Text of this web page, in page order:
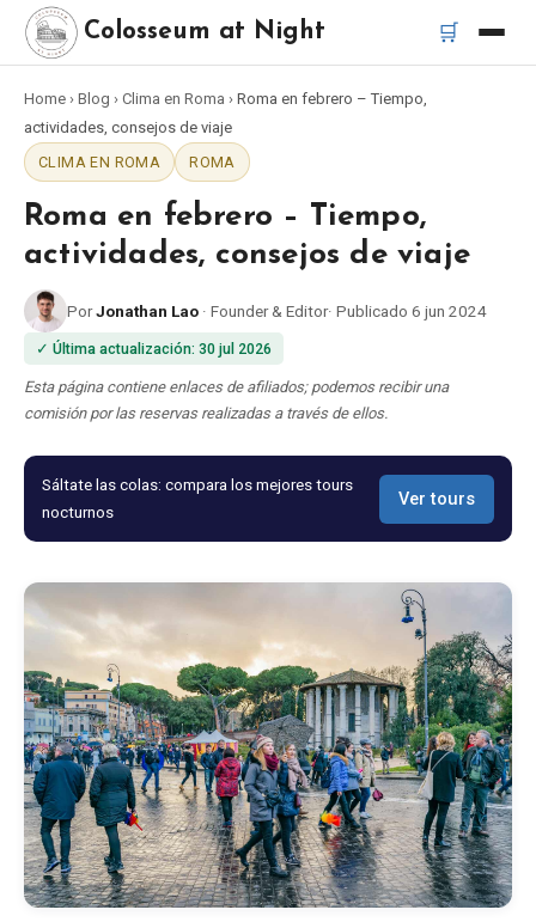
Colosseum at Night 🛒
Inicio
Mejores tours
Mejores tours nocturnos del Coliseo
Mejores tours en Roma
Bus turístico Roma
Catacumbas de Roma
Blog
Todos los recuerdos
Posters
T-Shirts
Home › Blog › Clima en Roma › Roma en febrero – Tiempo,
actividades, consejos de viaje
CLIMA EN ROMA
ROMA
Roma en febrero – Tiempo,
actividades, consejos de viaje
PorJonathan Lao · Founder & Editor· Publicado 6 jun 2024
✓ Última actualización: 30 jul 2026
Esta página contiene enlaces de afiliados; podemos recibir una
comisión por las reservas realizadas a través de ellos.
Sáltate las colas: compara los mejores tours
nocturnos
Ver tours